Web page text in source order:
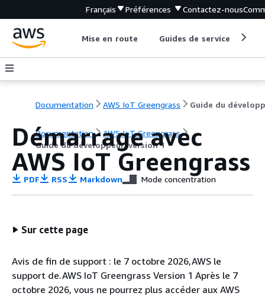
Français Préférences Contactez-nous
Mise en route Guides de service
Documentation AWS IoT Greengrass
Documentation
AWS IoT Greengrass
Guide du développeur, version 1
Démarrage avec
AWS IoT Greengrass
PDF RSS Markdown Mode concentration
Sur cette page
Avis de fin de support : le 7 octobre 2026,AWS le
support de.AWS IoT Greengrass Version 1 Après le 7
octobre 2026, vous ne pourrez plus accéder aux AWS